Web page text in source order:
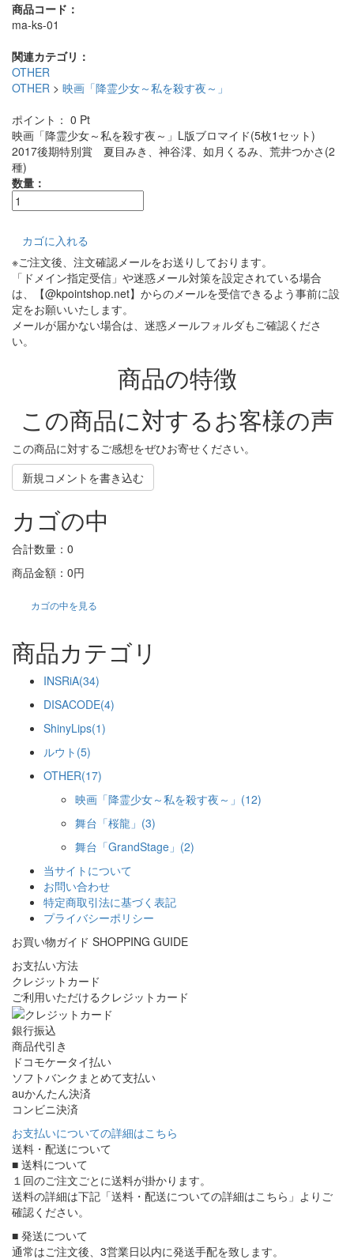
商品コード：
ma-ks-01
関連カテゴリ：
OTHER
OTHER > 映画「降霊少女～私を殺す夜～」
ポイント： 0 Pt
映画「降霊少女～私を殺す夜～」L版ブロマイド(5枚1セット)
2017後期特別賞 夏目みき、神谷澪、如月くるみ、荒井つかさ(2
種)
数量：
カゴに入れる
※ご注文後、注文確認メールをお送りしております。
「ドメイン指定受信」や迷惑メール対策を設定されている場合
は、【@kpointshop.net】からのメールを受信できるよう事前に設
定をお願いいたします。
メールが届かない場合は、迷惑メールフォルダもご確認くださ
い。
商品の特徴
この商品に対するお客様の声
この商品に対するご感想をぜひお寄せください。
新規コメントを書き込む
カゴの中
合計数量： 0
商品金額： 0円
カゴの中を見る
商品カテゴリ
INSRiA(34)
DISACODE(4)
ShinyLips(1)
ルウト(5)
OTHER(17)
映画「降霊少女～私を殺す夜～」(12)
舞台「桜龍」(3)
舞台「GrandStage」(2)
当サイトについて
お問い合わせ
特定商取引法に基づく表記
プライバシーポリシー
お買い物ガイド SHOPPING GUIDE
お支払い方法
クレジットカード
ご利用いただけるクレジットカード
銀行振込
商品代引き
ドコモケータイ払い
ソフトバンクまとめて支払い
auかんたん決済
コンビニ決済
お支払いについての詳細はこちら
送料・配送について
■ 送料について
１回のご注文ごとに送料が掛かります。
送料の詳細は下記「送料・配送についての詳細はこちら」よりご
確認ください。
■ 発送について
通常はご注文後、3営業日以内に発送手配を致します。